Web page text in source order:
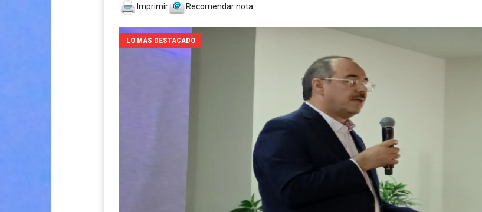
Imprimir Recomendar nota
LO MÁS DESTACADO